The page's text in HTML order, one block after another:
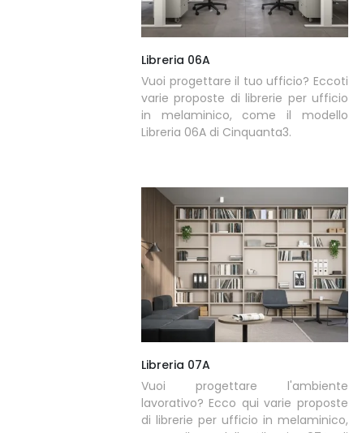
Libreria 06A
Vuoi progettare il tuo ufficio? Eccoti
varie proposte di librerie per ufficio
in melaminico, come il modello
Libreria 06A di Cinquanta3.
Libreria 07A
Vuoi progettare l'ambiente
lavorativo? Ecco qui varie proposte
di librerie per ufficio in melaminico,